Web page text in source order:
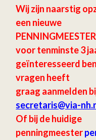
Wij zijn naarstig
een nieuwe
PENNINGMEESTER
voor tenminste 3
geïnteresseerd
vragen heeft
graag aanmelden
secretaris@via-
Of bij de huidige
penningmeester